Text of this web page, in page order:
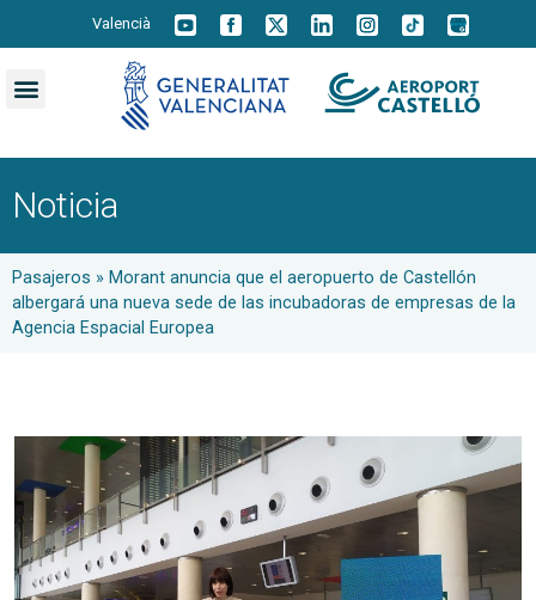
Valencià
Noticia
Pasajeros » Morant anuncia que el aeropuerto de Castellón
albergará una nueva sede de las incubadoras de empresas de la
Agencia Espacial Europea